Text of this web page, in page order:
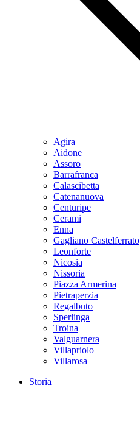
Agira
Aidone
Assoro
Barrafranca
Calascibetta
Catenanuova
Centuripe
Cerami
Enna
Gagliano Castelferrato
Leonforte
Nicosia
Nissoria
Piazza Armerina
Pietraperzia
Regalbuto
Sperlinga
Troina
Valguarnera
Villapriolo
Villarosa
Storia